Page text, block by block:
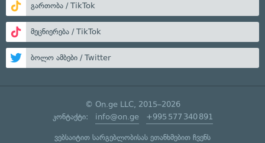
გართობა / TikTok
მეცნიერება / TikTok
ბოლო ამბები / Twitter
© On.ge LLC, 2015–2026
კონტაქტი: info@on.ge +995 577 340 891
ვებსაიტით სარგებლობისას ეთანხმებით ჩვენს